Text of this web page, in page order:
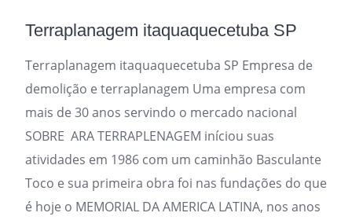
Terraplanagem itaquaquecetuba SP
Terraplanagem itaquaquecetuba SP Empresa de
demolição e terraplanagem Uma empresa com
mais de 30 anos servindo o mercado nacional
SOBRE ARA TERRAPLENAGEM iníciou suas
atividades em 1986 com um caminhão Basculante
Toco e sua primeira obra foi nas fundações do que
é hoje o MEMORIAL DA AMERICA LATINA, nos anos